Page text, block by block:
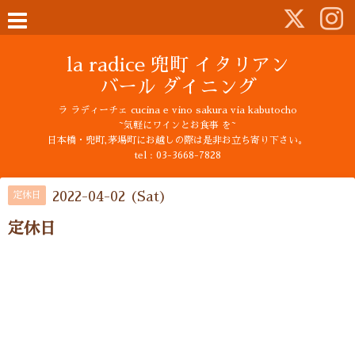
la radice 兜町 イタリアン
バール ダイニング
ラ ラディーチェ cucina e vino sakura via kabutocho
~気軽にワインとお食事 を~
日本橋・兜町,茅場町にお越しの際は是非お立ち寄り下さい。
tel : 03-3668-7828
定休日 2022-04-02 (Sat)
定休日